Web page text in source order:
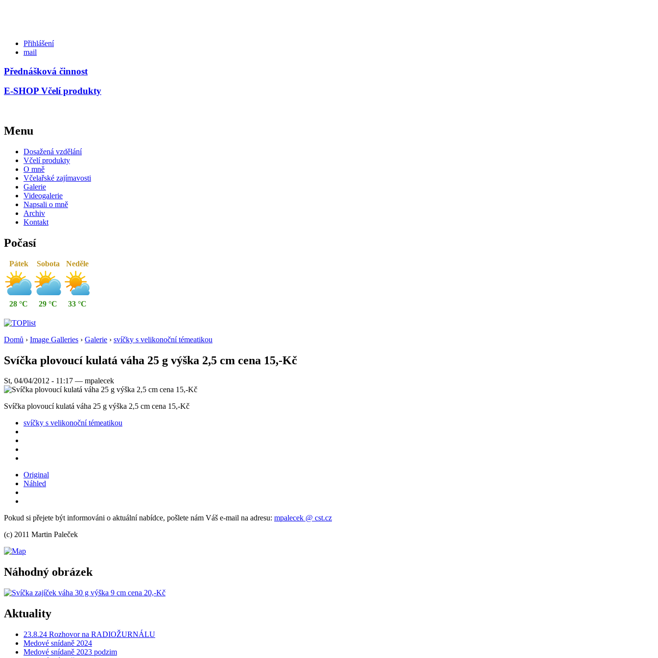
Přihlášení
mail
Přednášková činnost
E-SHOP Včelí produkty
Menu
Dosažená vzdělání
Včelí produkty
O mně
Včelařské zajímavosti
Galerie
Videogalerie
Napsali o mně
Archiv
Kontakt
Počasí
Pátek
28 °C
Sobota
29 °C
Neděle
33 °C
Domů › Image Galleries › Galerie › svíčky s velikonoční témeatikou
Svíčka plovoucí kulatá váha 25 g výška 2,5 cm cena 15,-Kč
St, 04/04/2012 - 11:17 — mpalecek
Svíčka plovoucí kulatá váha 25 g výška 2,5 cm cena 15,-Kč
svíčky s velikonoční témeatikou
Original
Náhled
Pokud si přejete být informováni o aktuální nabídce, pošlete nám Váš e-mail na adresu: mpalecek @ cst.cz
(c) 2011 Martin Paleček
Náhodný obrázek
Aktuality
23.8.24 Rozhovor na RADIOŽURNÁLU
Medové snídaně 2024
Medové snídaně 2023 podzim